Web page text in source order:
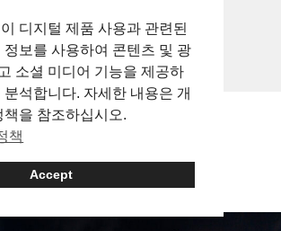
디지털 제품 사용과 관련된
정보를 사용하여 콘텐츠 및 광
소셜 미디어 기능을 제공하
석합니다. 자세한 내용은 개
책을 참조하십시오.
책
Accept
Things to Do